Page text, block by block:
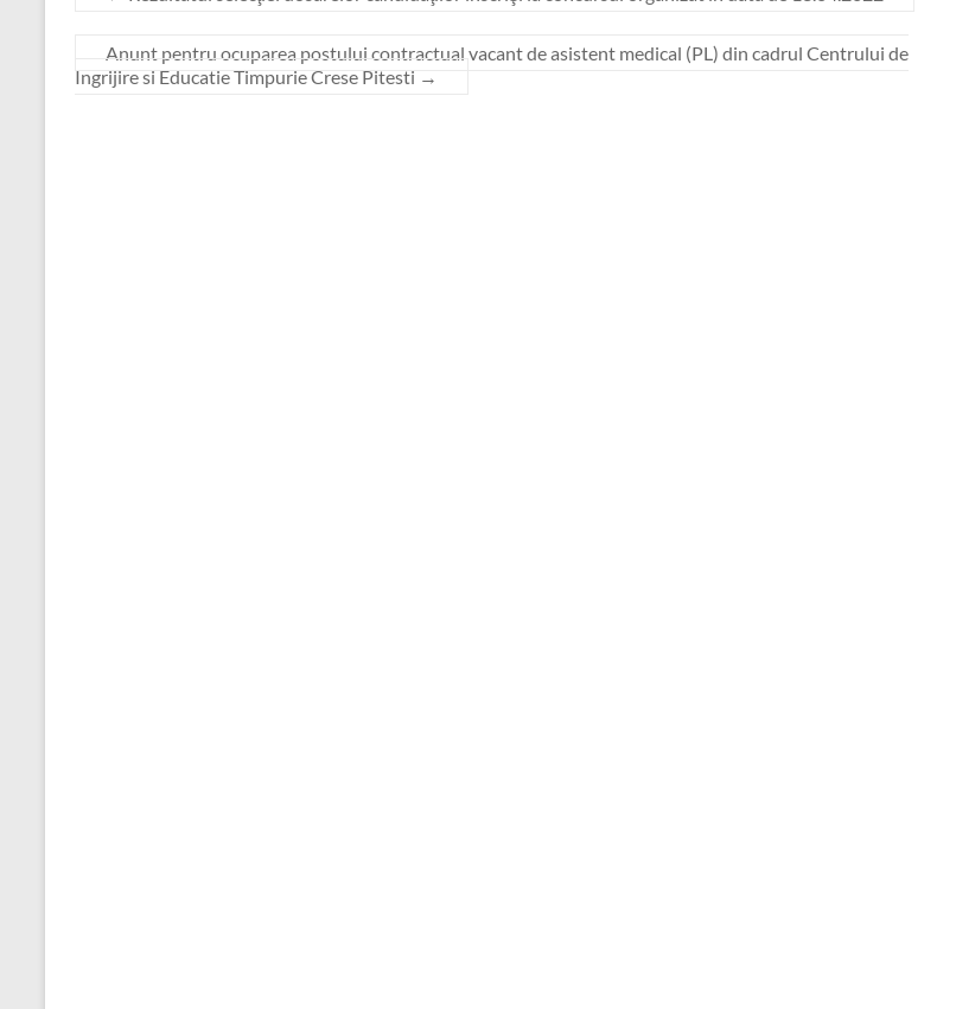
Anunt pentru ocuparea postului contractual vacant de asistent medical (PL) din cadrul Centrului de
Ingrijire si Educatie Timpurie Crese Pitesti →